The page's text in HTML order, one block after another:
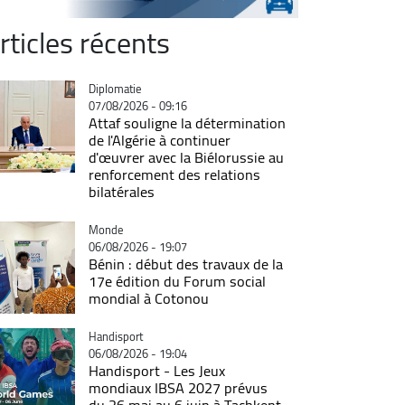
récents
Catégorie
Diplomatie
07/08/2026 - 09:16
Attaf souligne la détermination
de l'Algérie à continuer
d'œuvrer avec la Biélorussie au
renforcement des relations
bilatérales
Catégorie
Monde
06/08/2026 - 19:07
Bénin : début des travaux de la
17e édition du Forum social
mondial à Cotonou
Catégorie
Handisport
06/08/2026 - 19:04
Handisport - Les Jeux
mondiaux IBSA 2027 prévus